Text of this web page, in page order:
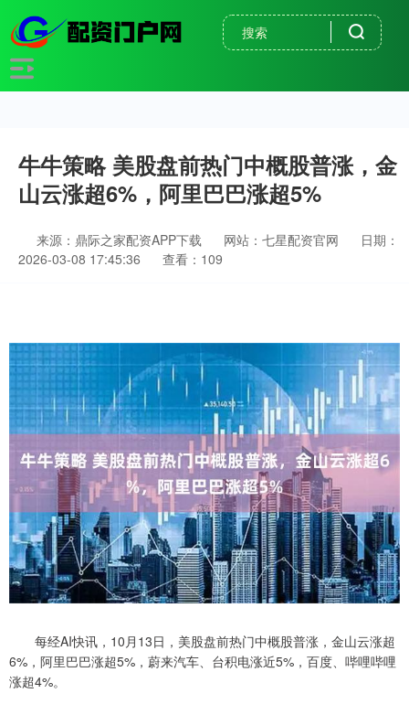
牛牛策略 美股盘前热门中概股普涨，金
山云涨超6%，阿里巴巴涨超5%
来源：鼎际之家配资APP下载 网站：七星配资官网
日期：
2026-03-08 17:45:36
查看：109
每经AI快讯，10月13日，美股盘前热门中概股普涨，金山云涨超
6%，阿里巴巴涨超5%，蔚来汽车、台积电涨近5%，百度、哔哩哔哩
涨超4%。